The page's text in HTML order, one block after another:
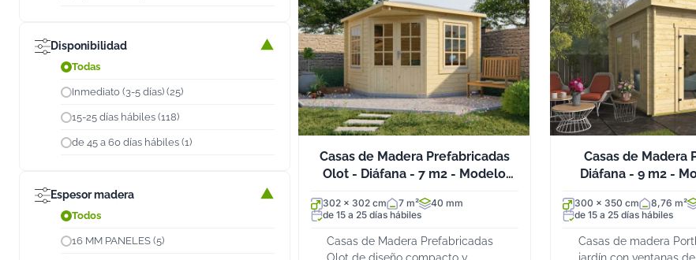
Disponibilidad
Todas
Inmediato (3-5 días) (25)
15-25 días hábiles (118)
de 45 a 60 días hábiles (1)
Espesor madera
Todos
16 MM PANELES (5)
Casas de Madera Prefabricadas
Olot - Diáfana - 7 m2 - Modelo
302 x 302 cm 7 m²
40 mm
de 15 a 25 días hábiles
Casas de Madera Prefabricadas
Casas de Madera
Diáfana - 9 m2 -
300 x 350 cm 8,76 m²
de 15 a 25 días hábiles
Casas de madera